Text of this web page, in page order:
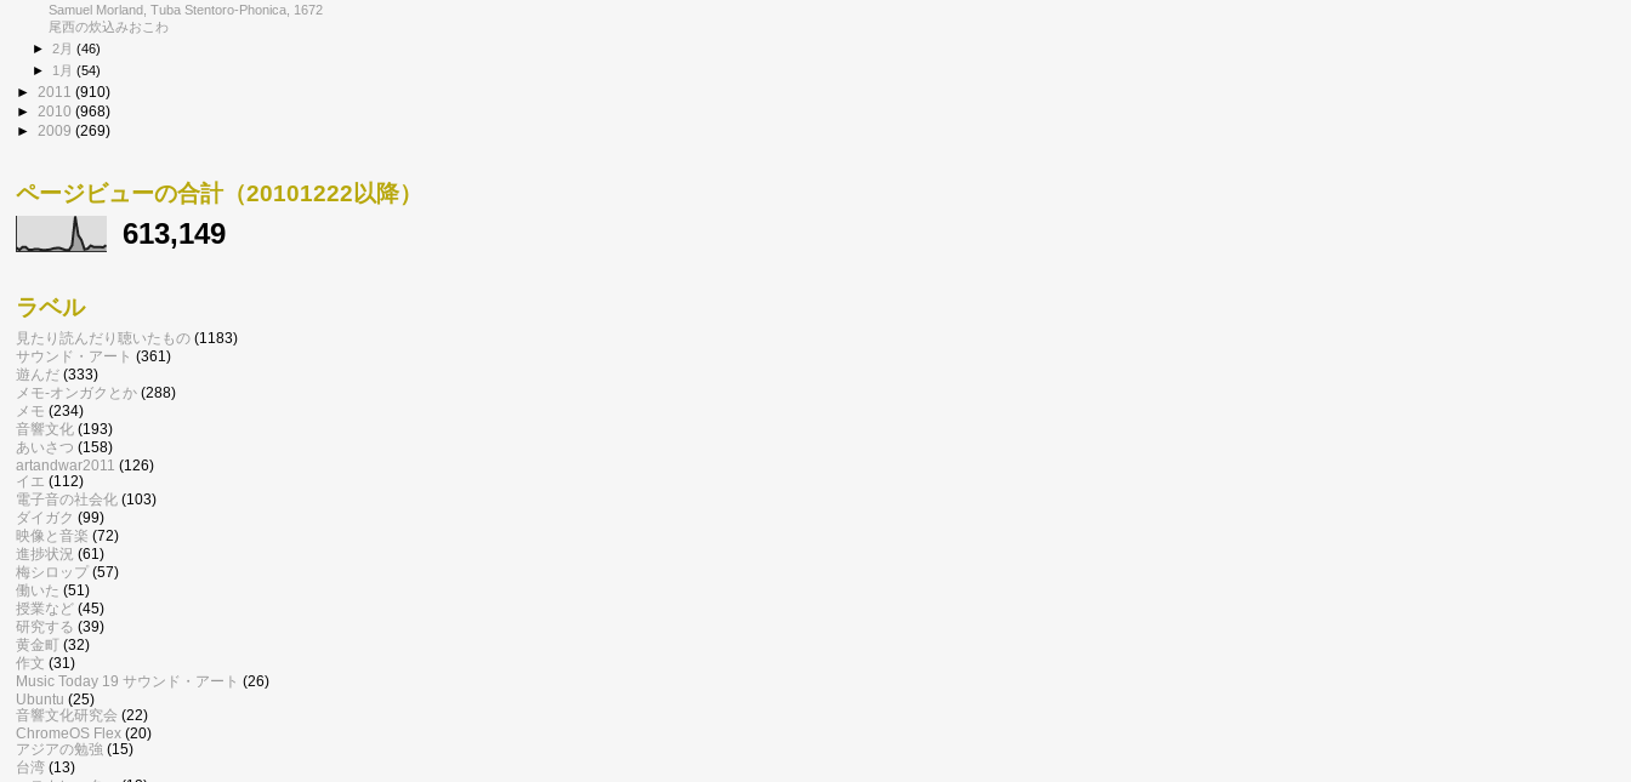
Samuel Morland, Tuba Stentoro-Phonica, 1672
尾西の炊込みおこわ
►2月(46)
► 1月(54)
► 2011 (910)
► 2010 (968)
► 2009 (269)
ページビューの合計（20101222以降）
613,149
ラベル
見たり読んだり聴いたもの (1183)
サウンド・アート (361)
遊んだ (333)
メモ-オンガクとか (288)
メモ (234)
音響文化 (193)
あいさつ (158)
artandwar2011 (126)
イエ (112)
電子音の社会化 (103)
ダイガク (99)
映像と音楽 (72)
進捗状況 (61)
梅シロップ (57)
働いた (51)
授業など (45)
研究する (39)
黄金町 (32)
作文 (31)
Music Today 19 サウンド・アート (26)
Ubuntu (25)
音響文化研究会 (22)
ChromeOS Flex (20)
アジアの勉強 (15)
台湾 (13)